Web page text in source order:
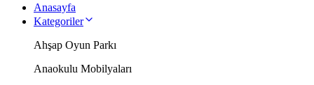
Anasayfa
Kategoriler
Ahşap Oyun Parkı
Anaokulu Mobilyaları